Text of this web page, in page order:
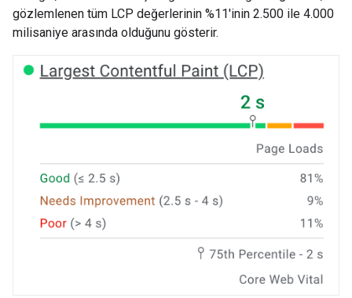
gözlemlenen tüm LCP değerlerinin %11'inin 2.500 ile 4.000
milisaniye arasında olduğunu gösterir.